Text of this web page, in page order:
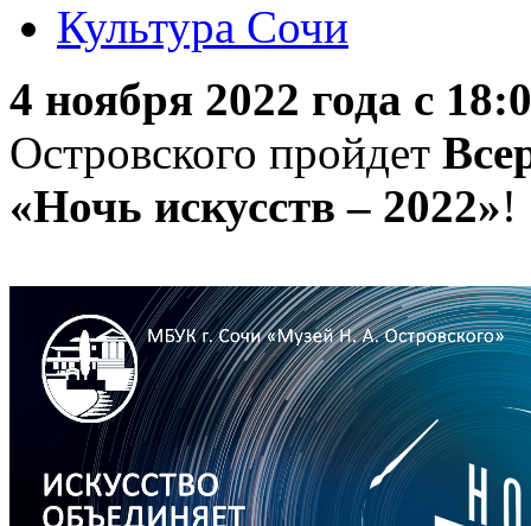
Культура Сочи
4 ноября 2022 года с
Островского пройдет
«Ночь искусств – 2022»!